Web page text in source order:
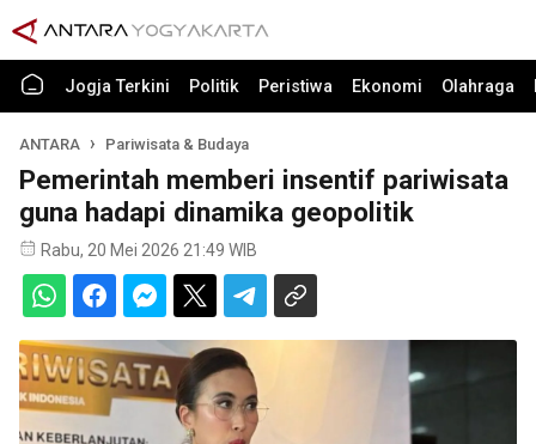
Jogja Terkini Politik Peristiwa Ekonomi Olahraga
ANTARA Pariwisata & Budaya
Pemerintah memberi insentif pariwisata
guna hadapi dinamika geopolitik
Rabu, 20 Mei 2026 21:49 WIB